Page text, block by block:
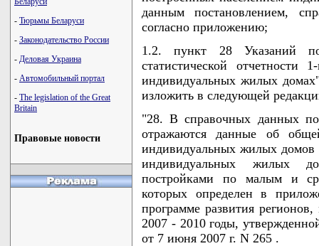
- Тюрьмы Беларуси
- Законодательство России
- Деловая Украина
- Автомобильный портал
- The legislation of the Great
Britain
Правовые новости
данным постановлением,
согласно приложению;
1.2. пункт 28 Указаний по
статистической
индивидуальных жилых
изложить в следующей
"28. В справочных данных
отражаются данные об
индивидуальных жилых домов
индивидуальных жилых
постройками по малым и
которых определен в
программе развития
2007 - 2010 годы,
от 7 июня 2007 г. N 265 .